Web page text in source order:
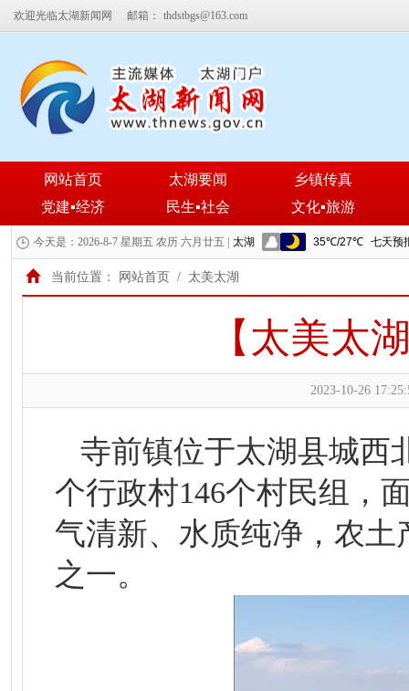
欢迎光临太湖新闻网 邮箱： thdstbgs@163.com
网站首页 太湖要闻
乡镇传真
党建▪经济
民生▪社会 文化▪旅游
今天是：2026-8-7 星期五 农历 六月廿五 |
当前位置： 网站首页 / 太美太湖
【太美太
2023-10-26
寺前镇位于太湖县城西
个行政村146个村民组，
气清新、水质纯净，农
之一。